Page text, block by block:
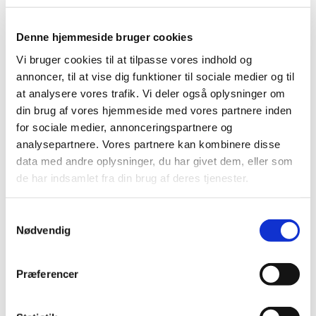
Denne hjemmeside bruger cookies
Vi bruger cookies til at tilpasse vores indhold og
annoncer, til at vise dig funktioner til sociale medier og til
at analysere vores trafik. Vi deler også oplysninger om
din brug af vores hjemmeside med vores partnere inden
for sociale medier, annonceringspartnere og
analysepartnere. Vores partnere kan kombinere disse
data med andre oplysninger, du har givet dem, eller som
de har indsamlet fra din brug af deres tjenester.
Nødvendig
Præferencer
sparring
|5. december 2022|
Lægemiddelstyrelsens Borgerråd sit foreløbige arbejde
Husk at fristen i 2022 for
lægemiddelansøgninger og ansøgninger om
kliniske lægemiddelforsøg er den 20.
december 2022
|2. december 2022|
| 2. december 2022
til og med 1. januar 2023. Lægemiddelstyrelsen